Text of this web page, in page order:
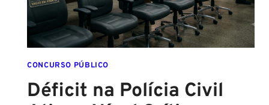
E
COMO
COMEÇAR
DO
ZERO
CONCURSO PÚBLICO
Déficit na Polícia Civil